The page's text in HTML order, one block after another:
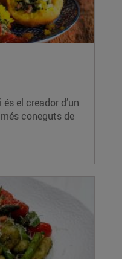
el creador d’un
coneguts de